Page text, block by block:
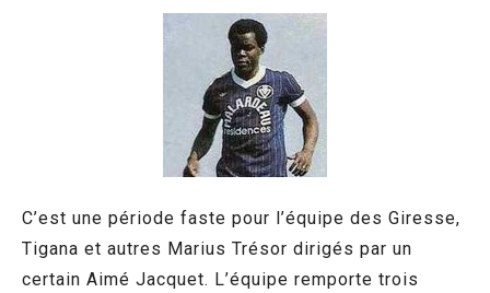
C’est une période faste pour l’équipe des Giresse,
Tigana et autres Marius Trésor dirigés par un
certain Aimé Jacquet. L’équipe remporte trois